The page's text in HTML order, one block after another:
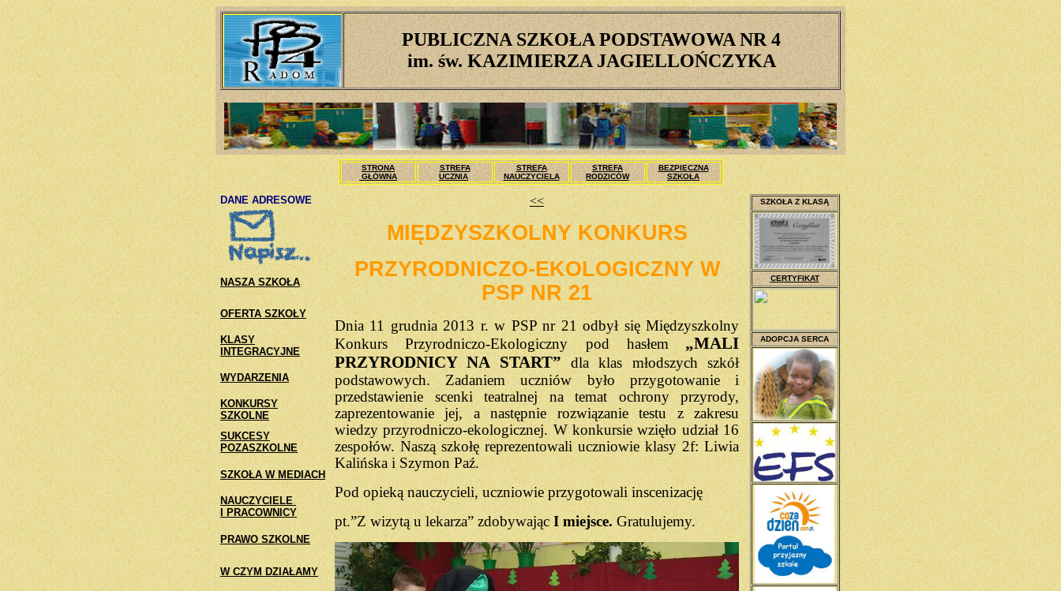
PUBLICZNA SZKOŁA PODSTAWOWA NR 4
im. św. KAZIMIERZA JAGIELLOŃCZYKA
STRONA
GŁÓWNA
STREFA
UCZNIA
STREFA
NAUCZYCIELA
STREFA
RODZICÓW
BEZPIECZNA
SZKOŁA
DANE ADRESOWE
NASZA SZKOŁA
OFERTA SZKOŁY
KLASY
INTEGRACYJNE
WYDARZENIA
KONKURSY
SZKOLNE
SUKCESY
POZASZKOLNE
SZKOŁA W MEDIACH
NAUCZYCIELE
I PRACOWNICY
PRAWO SZKOLNE
W CZYM DZIAŁAMY
<<
MIĘDZYSZKOLNY KONKURS
PRZYRODNICZO-EKOLOGICZNY W
PSP NR 21
Dnia 11 grudnia 2013 r. w PSP nr 21 odbył się Międzyszkolny
Konkurs Przyrodniczo-Ekologiczny pod hasłem
„MALI
PRZYRODNICY NA START”dla klas młodszych szkół
podstawowych. Zadaniem uczniów było przygotowanie i
przedstawienie scenki teatralnej na temat ochrony przyrody,
zaprezentowanie jej, a następnie rozwiązanie testu z zakresu
wiedzy przyrodniczo-ekologicznej. W konkursie wzięło udział 16
zespołów. Naszą szkołę reprezentowali uczniowie klasy 2f: Liwia
Kalińska i Szymon Paź.
Pod opieką nauczycieli, uczniowie przygotowali inscenizację
pt.”Z wizytą u lekarza” zdobywającI miejsce.Gratulujemy.
SZKOŁA Z KLASĄ
CERTYFIKAT
ADOPCJA SERCA